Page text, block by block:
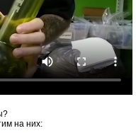
на них: